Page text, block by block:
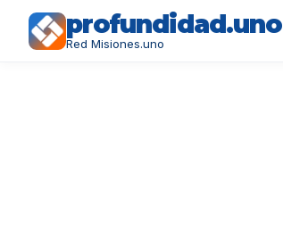
profundidad.uno
Red Misiones.uno